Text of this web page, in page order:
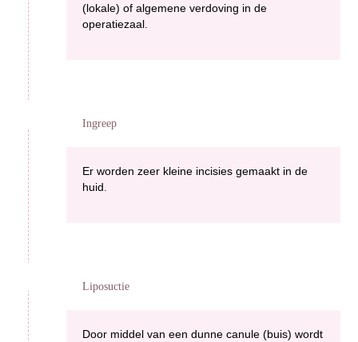
(lokale) of algemene verdoving in de
operatiezaal.
Ingreep
Er worden zeer kleine incisies gemaakt in de
huid.
Liposuctie
Door middel van een dunne canule (buis) wordt